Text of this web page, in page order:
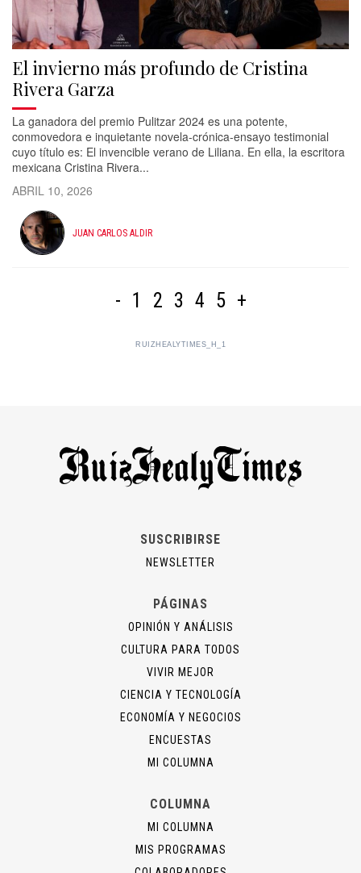
El invierno más profundo de Cristina
Rivera Garza
La ganadora del premio Pulitzar 2024 es una potente,
conmovedora e inquietante novela-crónica-ensayo testimonial
cuyo título es: El invencible verano de Liliana. En ella, la escritora
mexicana Cristina Rivera...
ABRIL 10, 2026
JUAN CARLOS ALDIR
- 1 2 3 4 5 +
RUIZHEALYTIMES_H_1
SUSCRIBIRSE
NEWSLETTER
PÁGINAS
OPINIÓN Y ANÁLISIS
CULTURA PARA TODOS
VIVIR MEJOR
CIENCIA Y TECNOLOGÍA
ECONOMÍA Y NEGOCIOS
ENCUESTAS
MI COLUMNA
COLUMNA
MI COLUMNA
MIS PROGRAMAS